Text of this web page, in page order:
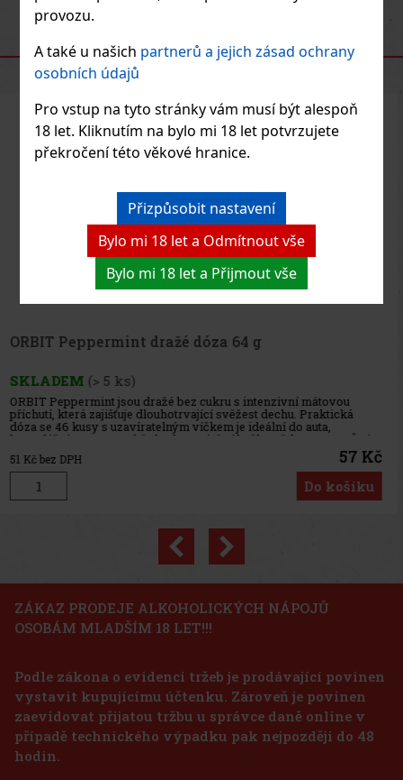
provozu.
A také u našich partnerů a jejich zásad ochrany
osobních údajů
Pro vstup na tyto stránky vám musí být alespoň
18 let. Kliknutím na bylo mi 18 let potvrzujete
překročení této věkové hranice.
Přizpůsobit nastavení
Bylo mi 18 let a Odmítnout vše
Bylo mi 18 let a Přijmout vše
DOPORUČENÉ PRODUKTY
Previous
ZÁKAZ PRODEJE ALKOHOLICKÝCH NÁPOJŮ
OSOBÁM MLADŠÍM 18 LET!!!
Podle zákona o evidenci tržeb je prodávající povinen
vystavit kupujícímu účtenku. Zároveň je povinen
zaevidovat přijatou tržbu u správce daně online v
případě technického výpadku pak nejpozději do 48
hodin.